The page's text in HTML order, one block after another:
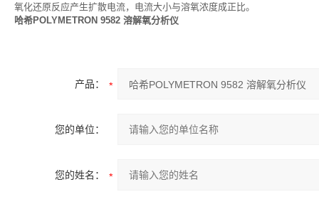
氧化还原反应产生扩散电流，电流大小与溶氧浓度成正比。
哈希POLYMETRON 9582 溶解氧分析仪
产品：
您的单位：
您的姓名：